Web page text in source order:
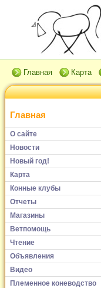
Главная Карта
Главная
О сайте
Новости
Новый год!
Карта
Конные клубы
Отчеты
Магазины
Ветпомощь
Чтение
Объявления
Видео
Племенное коневодство